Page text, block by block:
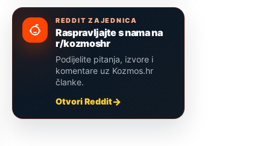
REDDIT ZAJEDNICA
Raspravljajte s nama na
r/kozmoshr
Podijelite pitanja, izvore i
komentare uz Kozmos.hr
članke.
Otvori Reddit